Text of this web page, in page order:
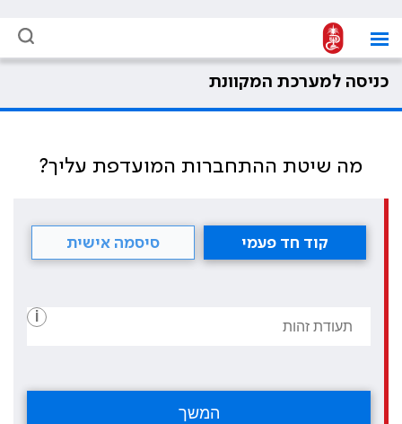
כניסה למערכת המקוונת
מה שיטת ההתחברות המועדפת עליך?
קוד חד פעמי סיסמה אישית
i